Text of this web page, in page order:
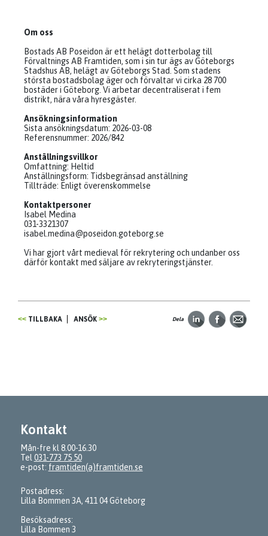
Om oss
Bostads AB Poseidon är ett helägt dotterbolag till
Förvaltnings AB Framtiden, som i sin tur ägs av Göteborgs
Stadshus AB, helägt av Göteborgs Stad. Som stadens
största bostadsbolag äger och förvaltar vi cirka 28 700
bostäder i Göteborg. Vi arbetar decentraliserat i fem
distrikt, nära våra hyresgäster.
Ansökningsinformation
Sista ansökningsdatum: 2026-03-08
Referensnummer: 2026/842
Anställningsvillkor
Omfattning: Heltid
Anställningsform: Tidsbegränsad anställning
Tillträde: Enligt överenskommelse
Kontaktpersoner
Isabel Medina
031-3321307
isabel.medina@poseidon.goteborg.se
Vi har gjort vårt medieval för rekrytering och undanber oss
därför kontakt med säljare av rekryteringstjänster.
TILLBAKA ANSÖK Dela
Kontakt
Mån-fre kl 8.00-16.30
Tel 031-773 75 50
e-post: framtiden(a)framtiden.se
Postadress:
Lilla Bommen 3A, 411 04 Göteborg
Besöksadress:
Lilla Bommen 3